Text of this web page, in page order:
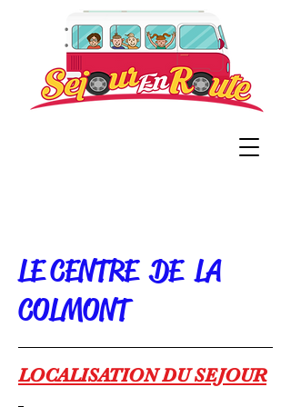
LE CENTRE DE LA
COLMONT
LOCALISATION DU SEJOUR